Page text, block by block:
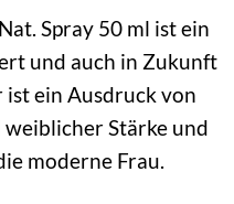
Spray 50 ml ist ein
und auch in Zukunft
ist ein Ausdruck von
Stärke und
moderne Frau.